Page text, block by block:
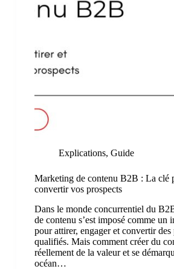
Explications, Guide
Marketing de contenu B2B : La clé
convertir vos prospects
Dans le monde concurrentiel du
de contenu s’est imposé comme un
pour attirer, engager et convertir des
qualifiés. Mais comment créer du
réellement de la valeur et se
océan…